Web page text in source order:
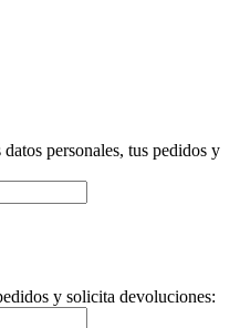
datos personales, tus pedidos y
y solicita devoluciones: